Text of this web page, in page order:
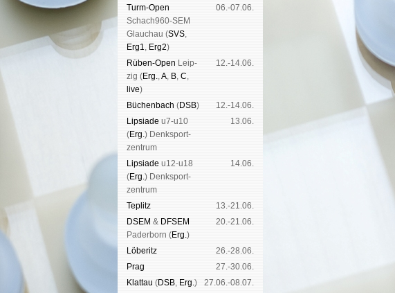
Turm-Open
Schach960-SEM
Glau­chau (SVS,
Erg1, Erg2)
06.-07.06.
Rüben-Open Leip­
zig (Erg.,A, B, C,
live)
12.-14.06.
Büchen­bach (DSB)
12.-14.06.
Lipsiade u7-u10
(Erg.) Denk­sport­
zen­trum
13.06.
Lipsiade u12-u18
(Erg.) Denk­sport­
zen­trum
14.06.
Tep­litz
13.-21.06.
DSEM & DFSEM
Pader­born (Erg.)
20.-21.06.
Lö­be­ritz
26.-28.06.
Prag
27.-30.06.
Klat­tau (DSB, Erg.)
27.06.-08.07.